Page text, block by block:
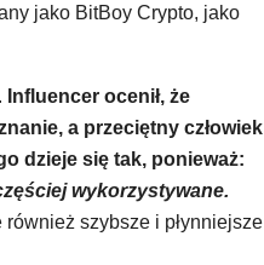
jako BitBoy Crypto, jako
Influencer ocenił, że
a przeciętny człowiek
dzieje się tak, ponieważ:
wykorzystywane.
szybsze i płynniejsze